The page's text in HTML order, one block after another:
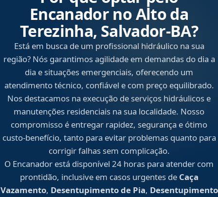
Encanador no Alto da
Terezinha, Salvador‑BA?
Está em busca de um profissional hidráulico na sua
região? Nós garantimos agilidade em demandas do dia a
dia e situações emergenciais, oferecendo um
atendimento técnico, confiável e com preço equilibrado.
Nos destacamos na execução de serviços hidráulicos e
manutenções residenciais na sua localidade. Nosso
compromisso é entregar rapidez, segurança e ótimo
custo-benefício, tanto para evitar problemas quanto para
corrigir falhas sem complicação.
O Encanador está disponível 24 horas para atender com
prontidão, inclusive em casos urgentes de Caça
Vazamento, Desentupimento de Pia, Desentupimento